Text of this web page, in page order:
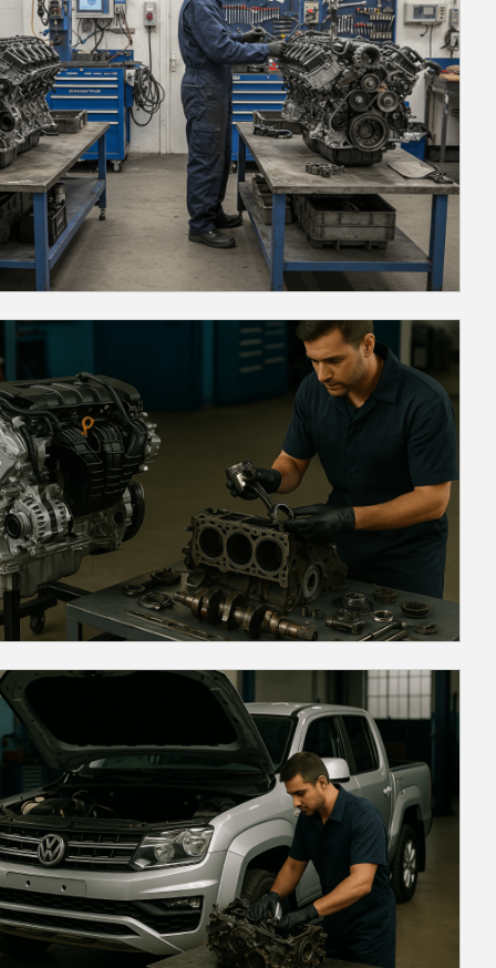
mais comuns de problemas internos.
Se o seu veículo não está
respondendo como deveria,
especialmente durante acelerações ou
subidas, isso pode indicar que
componentes importantes do motor
estão desgastados. A falta de
potência é uma indicação de que o
motor não está operando de forma
eficiente e pode ser necessária uma
avaliação profissional para determinar
se a retífica é a melhor solução.4.
Ruídos anormaisRuídos estranhos no
motor são sinais de que o motor
precisa de retífica e devem ser
tratados o quanto antes.Ruídos
estranhos no motor, como batidas,
rangidos ou sons metálicos, também
são sinais de alerta. Esses barulhos
podem indicar folgas excessivas,
problemas de lubrificação ou
componentes soltos. Ruídos anormais
não devem ser ignorados, pois podem
evoluir rapidamente para falhas
graves e danos irreparáveis no motor.
Uma retífica pode ser necessária para
ajustar essas folgas e garantir que o
motor volte a funcionar
silenciosamente.5. Vazamentos de